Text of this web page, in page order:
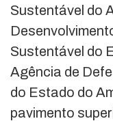
Sustentável do
Sustentável do
Agência de
do Estado do
pavimento